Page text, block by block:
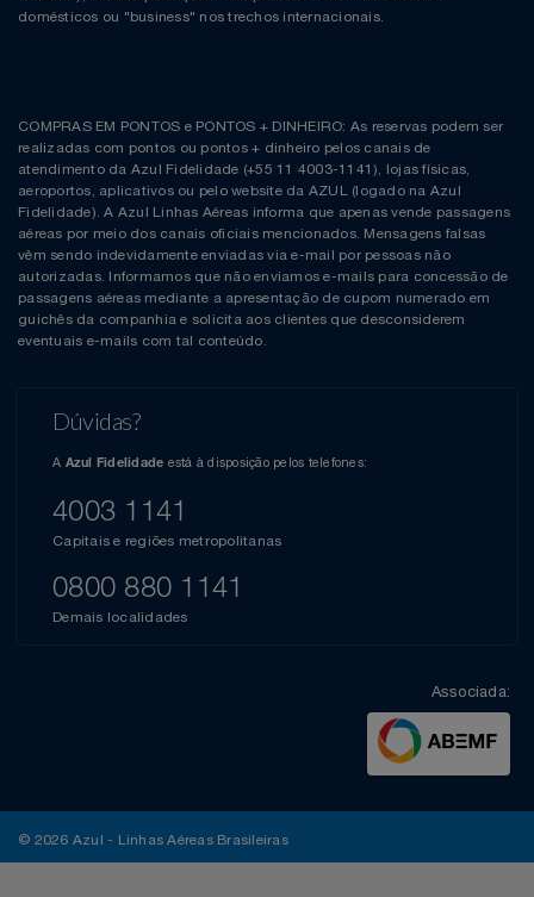
domésticos ou "business" nos trechos internacionais.
COMPRAS EM PONTOS e PONTOS + DINHEIRO: As reservas podem ser
realizadas com pontos ou pontos + dinheiro pelos canais de
atendimento da Azul Fidelidade (+55 11 4003-1141), lojas físicas,
aeroportos, aplicativos ou pelo website da AZUL (logado na Azul
Fidelidade). A Azul Linhas Aéreas informa que apenas vende passagens
aéreas por meio dos canais oficiais mencionados. Mensagens falsas
vêm sendo indevidamente enviadas via e-mail por pessoas não
autorizadas. Informamos que não enviamos e-mails para concessão de
passagens aéreas mediante a apresentação de cupom numerado em
guichês da companhia e solicita aos clientes que desconsiderem
eventuais e-mails com tal conteúdo.
Dúvidas?
A Azul Fidelidade está à disposição pelos telefones:
4003 1141
Capitais e regiões metropolitanas
0800 880 1141
Demais localidades
Associada:
© 2026 Azul - Linhas Aéreas Brasileiras